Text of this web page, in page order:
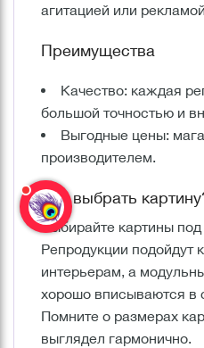
агитацией или
Преимущества
Качество: каждая
большой точностью и
Выгодные цены:
производителем.
Как выбрать
Выбирайте картины
Репродукции подойдут
интерьерам, а
хорошо вписываются в
Помните о размерах
выглядел гармонично.